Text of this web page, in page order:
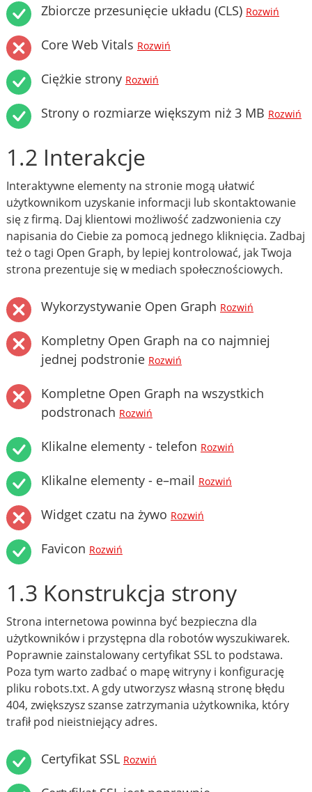
Zbiorcze przesunięcie układu (CLS) Rozwiń
Core Web Vitals Rozwiń
Ciężkie strony Rozwiń
Strony o rozmiarze większym niż 3 MB Rozwiń
1.2 Interakcje
Interaktywne elementy na stronie mogą ułatwić
użytkownikom uzyskanie informacji lub skontaktowanie
się z firmą. Daj klientowi możliwość zadzwonienia czy
napisania do Ciebie za pomocą jednego kliknięcia. Zadbaj
też o tagi Open Graph, by lepiej kontrolować, jak Twoja
strona prezentuje się w mediach społecznościowych.
Wykorzystywanie Open Graph Rozwiń
Kompletny Open Graph na co najmniej
jednej podstronie Rozwiń
Kompletne Open Graph na wszystkich
podstronach Rozwiń
Klikalne elementy - telefon Rozwiń
Klikalne elementy - e–mail Rozwiń
Widget czatu na żywo Rozwiń
Favicon Rozwiń
1.3 Konstrukcja strony
Strona internetowa powinna być bezpieczna dla
użytkowników i przystępna dla robotów wyszukiwarek.
Poprawnie zainstalowany certyfikat SSL to podstawa.
Poza tym warto zadbać o mapę witryny i konfigurację
pliku robots.txt. A gdy utworzysz własną stronę błędu
404, zwiększysz szanse zatrzymania użytkownika, który
trafił pod nieistniejący adres.
Certyfikat SSL Rozwiń